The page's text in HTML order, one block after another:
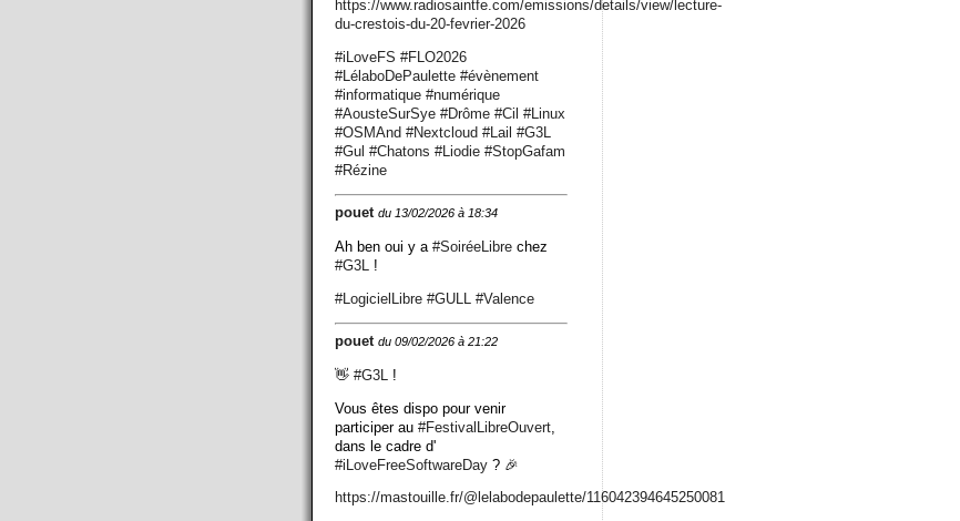
https://www.radiosaintfe.com/emissions/details/view/lecture-
du-crestois-du-20-fevrier-2026
#iLoveFS #FLO2026
#LélaboDePaulette #évènement
#informatique #numérique
#AousteSurSye #Drôme #Cil #Linux
#OSMAnd #Nextcloud #Lail #G3L
#Gul #Chatons #Liodie #StopGafam
#Rézine
pouet du 13/02/2026 à 18:34
Ah ben oui y a #SoiréeLibre chez
#G3L !
#LogicielLibre #GULL #Valence
pouet du 09/02/2026 à 21:22
👋 #G3L
!
Vous êtes dispo pour venir
participer au #FestivalLibreOuvert
dans le cadre d'
#iLoveFreeSoftwareDay ? 🎉
https://mastouille.fr/@lelabodepaulette/116042394645250081